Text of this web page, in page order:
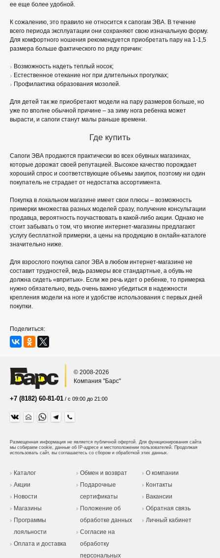
ее еще более удобной.
К сожалению, это правило не относится к сапогам ЭВА. В течение
всего периода эксплуатации они сохраняют свою изначальную форму.
Для комфортного ношения рекомендуется приобретать пару на 1-1,5
размера больше фактического по ряду причин:
Возможность надеть теплый носок;
Естественное отекание ног при длительных прогулках;
Профилактика образования мозолей.
Для детей так же приобретают модели на пару размеров больше, но
уже по вполне обычной причине – за зиму нога ребенка может
вырасти, и сапоги станут малы раньше времени.
Где купить
Сапоги ЭВА продаются практически во всех обувных магазинах,
которые дорожат своей репутацией. Высокое качество порождает
хороший спрос и соответствующие объемы закупок, поэтому ни один
покупатель не страдает от недостатка ассортимента.
Покупка в локальном магазине имеет свои плюсы – возможность
примерки множества разных моделей сразу, получение консультации
продавца, вероятность поучаствовать в какой-либо акции. Однако не
стоит забывать о том, что многие интернет-магазины предлагают
услугу бесплатной примерки, а цены на продукцию в онлайн-каталоге
значительно ниже.
Для взрослого покупка сапог ЭВА в любом интернет-магазине не
составит трудностей, ведь размеры все стандартные, а обувь не
должна сидеть «впритык». Если же речь идет о ребенке, то примерка
нужно обязательно, ведь очень важно убедиться в надежности
крепления модели на ноге и удобстве использования с первых дней
покупки.
Поделиться:
© 2008-2026
Компания "Барс"
+7 (8182) 60-81-01 / с 09:00 до 21:00
Размещенная информация не является публичной офертой. Для функционирования сайта
мы собираем cookie, данные об IP-адресе и местоположении пользователей. Продолжая
использовать сайт, вы соглашаетесь со сбором и обработкой этих данных.
Каталог
Акции
Новости
Магазины
Программы
лояльности
Оплата и доставка
Обмен и возврат
Подарочные
сертификаты
Положение об
обработке данных
Согласие на
обработку
персональных
О компании
Контакты
Вакансии
Обратная связь
Личный кабинет